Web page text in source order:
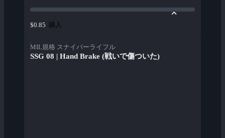
$0.85 購入
MIL規格 スナイパーライフル
SSG 08 | Hand Brake (戦いで傷ついた)